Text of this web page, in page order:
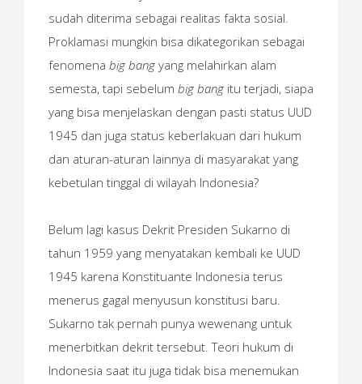
sudah diterima sebagai realitas fakta sosial.
Proklamasi mungkin bisa dikategorikan sebagai
fenomena big bang yang melahirkan alam
semesta, tapi sebelum big bang itu terjadi, siapa
yang bisa menjelaskan dengan pasti status UUD
1945 dan juga status keberlakuan dari hukum
dan aturan-aturan lainnya di masyarakat yang
kebetulan tinggal di wilayah Indonesia?
Belum lagi kasus Dekrit Presiden Sukarno di
tahun 1959 yang menyatakan kembali ke UUD
1945 karena Konstituante Indonesia terus
menerus gagal menyusun konstitusi baru.
Sukarno tak pernah punya wewenang untuk
menerbitkan dekrit tersebut. Teori hukum di
Indonesia saat itu juga tidak bisa menemukan